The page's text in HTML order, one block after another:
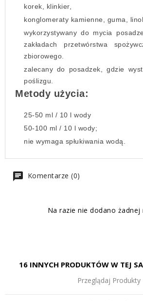
korek, klinkier,
konglomeraty kamienne, guma,
wykorzystywany do mycia
zakładach przetwórstwa
zbiorowego.
zalecany do posadzek, gdzie
poślizgu.
Metody użycia:
25-50 ml / 10 l wody
50-100 ml / 10 l wody;
nie wymaga spłukiwania wodą.
Komentarze (0)
Na razie nie dodano żadnej
16 INNYCH PRODUKTÓW W TEJ
Przeglądaj Produkty